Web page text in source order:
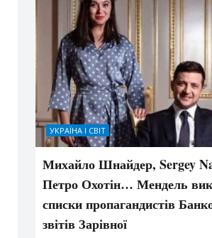
УКРАЇНА І СВІТ
Михайло Шнайдер, Sergey
Петро Охотін… Мендель
списки пропагандистів
звітів Зарівної